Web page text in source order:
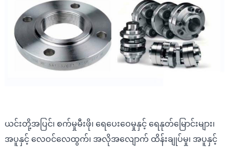
ယင်းတို့အပြင်၊ စက်မှုမီးဖို၊ ရေပေးဝေမှုနှင့် ရေနုတ်မြောင်းများ၊
အပူနှင့် လေဝင်လေထွက်၊ အလိုအလျောက် ထိန်းချုပ်မှု၊ အပူနှင့်